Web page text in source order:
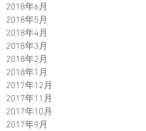
2018年6月
2018年5月
2018年4月
2018年3月
2018年2月
2018年1月
2017年12月
2017年11月
2017年10月
2017年9月